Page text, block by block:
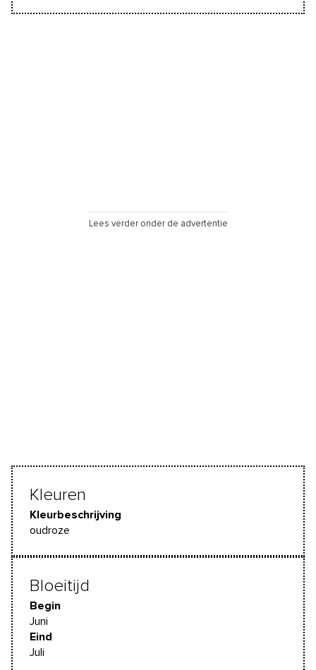
Lees verder onder de advertentie
Kleuren
Kleurbeschrijving
oudroze
Bloeitijd
Begin
Juni
Eind
Juli